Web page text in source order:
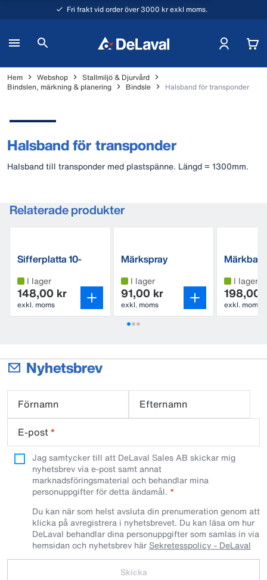
Fri frakt vid order över 3000 kr exkl moms.
Hem Webshop
Stallmiljö & Djurvård
Bindslen, märkning & planering
Bindsle Halsband för transponder
Halsband för transponder
Halsband till transponder med plastspänne. Längd = 1300mm.
Relaterade produkter
Sifferplatta 10-
I lager
148,00 kr
exkl. moms
Märkspray
I lager
91,00 kr
exkl. moms
I lager
198,00
exkl. moms
Nyhetsbrev
Förnamn
Efternamn
E-post*
Jag samtycker till att DeLaval Sales AB skickar mig
nyhetsbrev via e-post samt annat
marknadsföringsmaterial och behandlar mina
personuppgifter för detta ändamål.
Du kan när som helst avsluta din prenumeration genom att
klicka på avregistrera i nyhetsbrevet. Du kan läsa om hur
DeLaval behandlar dina personuppgifter som samlas in via
hemsidan och nyhetsbrev här Sekretesspolicy - DeLaval
Skicka